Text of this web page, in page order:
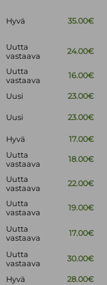
Hyvä 35.00€
Uutta
vastaava
24.00€
Uutta
vastaava
16.00€
Uusi
23.00€
Uusi 23.00€
Hyvä 17.00€
Uutta
vastaava
18.00€
Uutta
vastaava
22.00€
Uutta
vastaava
19.00€
Uutta
vastaava
17.00€
Uutta
vastaava
30.00€
Hyvä
28.00€